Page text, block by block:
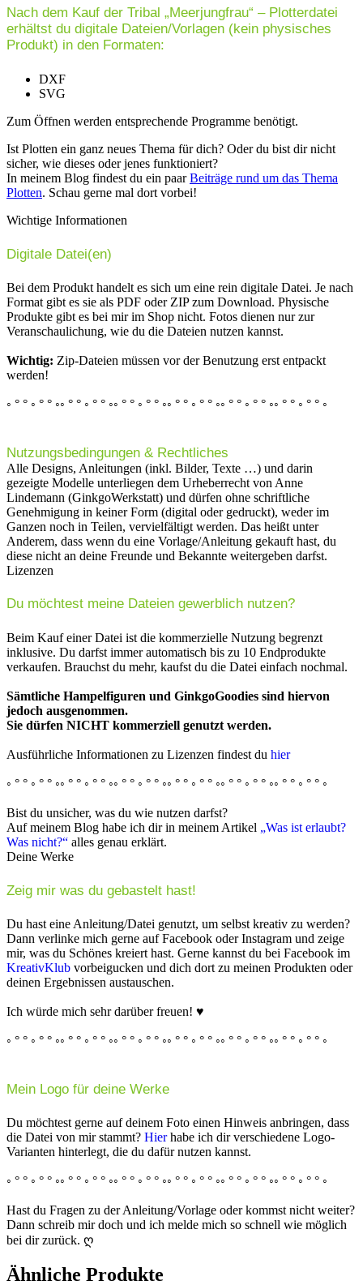
Nach dem Kauf der Tribal „Meerjungfrau“ – Plotterdatei
erhältst du digitale Dateien/Vorlagen (kein physisches
Produkt) in den Formaten:
DXF
SVG
Zum Öffnen werden entsprechende Programme benötigt.
Ist Plotten ein ganz neues Thema für dich? Oder du bist dir nicht
sicher, wie dieses oder jenes funktioniert?
In meinem Blog findest du ein paarBeiträge rund um das Thema
Plotten. Schau gerne mal dort vorbei!
Wichtige Informationen
Digitale Datei(en)
Bei dem Produkt handelt es sich um eine rein digitale Datei. Je nach
Format gibt es sie als PDF oder ZIP zum Download. Physische
Produkte gibt es bei mir im Shop nicht. Fotos dienen nur zur
Veranschaulichung, wie du die Dateien nutzen kannst.
Wichtig: Zip-Dateien müssen vor der Benutzung erst entpackt
werden!
◦ ° ° ◦ ° ° ◦◦ ° ° ◦ ° ° ◦◦ ° ° ◦ ° ° ◦◦ ° ° ◦ ° ° ◦◦ ° ° ◦ ° ° ◦◦ ° ° ◦ ° ° ◦
Nutzungsbedingungen & Rechtliches
Alle Designs, Anleitungen (inkl. Bilder, Texte …) und darin
gezeigte Modelle unterliegen dem Urheberrecht von Anne
Lindemann (GinkgoWerkstatt) und dürfen ohne schriftliche
Genehmigung in keiner Form (digital oder gedruckt), weder im
Ganzen noch in Teilen, vervielfältigt werden. Das heißt unter
Anderem, dass wenn du eine Vorlage/Anleitung gekauft hast, du
diese nicht an deine Freunde und Bekannte weitergeben darfst.
Lizenzen
Du möchtest meine Dateien gewerblich nutzen?
Beim Kauf einer Datei ist die kommerzielle Nutzung begrenzt
inklusive. Du darfst immer automatisch bis zu 10 Endprodukte
verkaufen. Brauchst du mehr, kaufst du die Datei einfach nochmal.
Sämtliche Hampelfiguren und GinkgoGoodies sind hiervon
jedoch ausgenommen.
Sie dürfen NICHT kommerziell genutzt werden.
Ausführliche Informationen zu Lizenzen findest du hier
◦ ° ° ◦ ° ° ◦◦ ° ° ◦ ° ° ◦◦ ° ° ◦ ° ° ◦◦ ° ° ◦ ° ° ◦◦ ° ° ◦ ° ° ◦◦ ° ° ◦ ° ° ◦
Bist du unsicher, was du wie nutzen darfst?
Auf meinem Blog habe ich dir in meinem Artikel „Was ist erlaubt?
Was nicht?“ alles genau erklärt.
Deine Werke
Zeig mir was du gebastelt hast!
Du hast eine Anleitung/Datei genutzt, um selbst kreativ zu werden?
Dann verlinke mich gerne auf Facebook oder Instagram und zeige
mir, was du Schönes kreiert hast. Gerne kannst du bei Facebook im
KreativKlub vorbeigucken und dich dort zu meinen Produkten oder
deinen Ergebnissen austauschen.
Ich würde mich sehr darüber freuen! ♥
◦ ° ° ◦ ° ° ◦◦ ° ° ◦ ° ° ◦◦ ° ° ◦ ° ° ◦◦ ° ° ◦ ° ° ◦◦ ° ° ◦ ° ° ◦◦ ° ° ◦ ° ° ◦
Mein Logo für deine Werke
Du möchtest gerne auf deinem Foto einen Hinweis anbringen, dass
die Datei von mir stammt? Hierhabe ich dir verschiedene Logo-
Varianten hinterlegt, die du dafür nutzen kannst.
◦ ° ° ◦ ° ° ◦◦ ° ° ◦ ° ° ◦◦ ° ° ◦ ° ° ◦◦ ° ° ◦ ° ° ◦◦ ° ° ◦ ° ° ◦◦ ° ° ◦ ° ° ◦
Hast du Fragen zu der Anleitung/Vorlage oder kommst nicht weiter?
Dann schreib mir doch und ich melde mich so schnell wie möglich
bei dir zurück. ღ
Ähnliche Produkte